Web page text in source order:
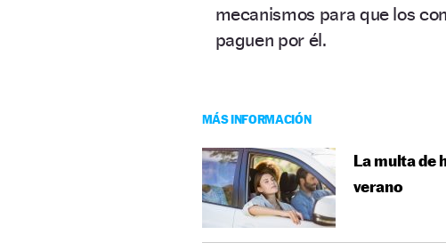
mecanismos para que los
paguen por él.
MÁS INFORMACIÓN
La multa de
verano